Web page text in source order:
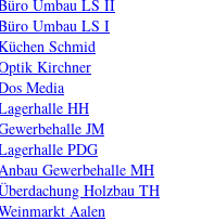
Umbau LS II
Umbau LS I
Schmid
Kirchner
Media
HH
JM
PDG
Anbau Gewerbehalle MH
Holzbau TH
Aalen